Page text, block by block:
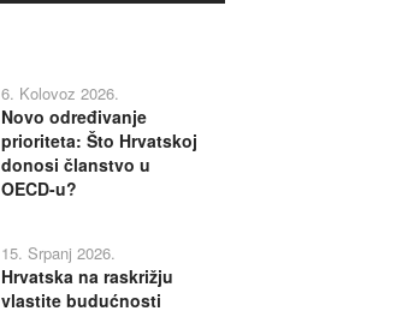
6. Kolovoz 2026.
Novo određivanje
prioriteta: Što Hrvatskoj
donosi članstvo u
OECD-u?
15. Srpanj 2026.
Hrvatska na raskrižju
vlastite budućnosti